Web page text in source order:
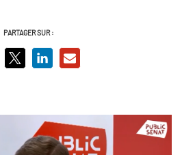
PARTAGER SUR :